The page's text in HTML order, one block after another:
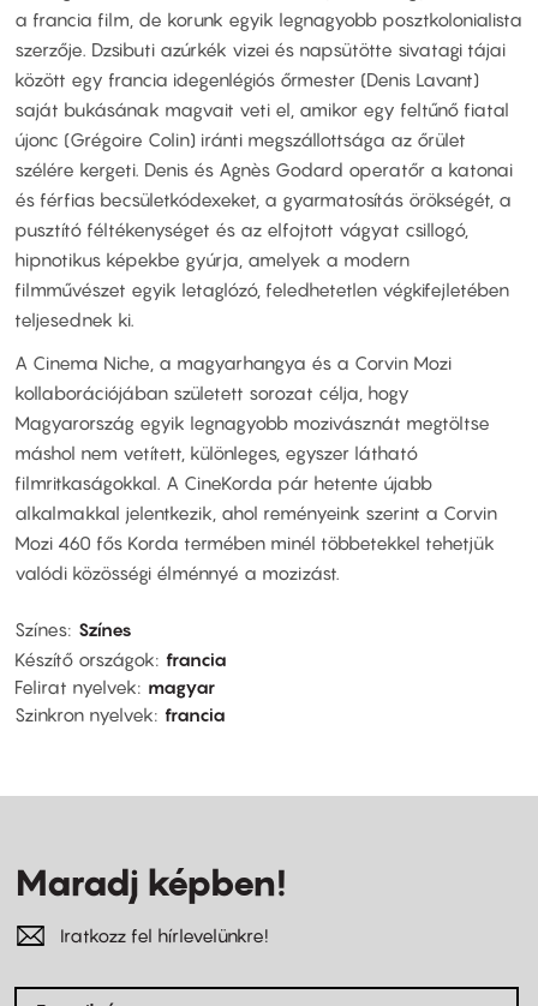
a francia film, de korunk egyik legnagyobb posztkolonialista
szerzője. Dzsibuti azúrkék vizei és napsütötte sivatagi tájai
között egy francia idegenlégiós őrmester (Denis Lavant)
saját bukásának magvait veti el, amikor egy feltűnő fiatal
újonc (Grégoire Colin) iránti megszállottsága az őrület
szélére kergeti. Denis és Agnès Godard operatőr a katonai
és férfias becsületkódexeket, a gyarmatosítás örökségét, a
pusztító féltékenységet és az elfojtott vágyat csillogó,
hipnotikus képekbe gyúrja, amelyek a modern
filmművészet egyik letaglózó, feledhetetlen végkifejletében
teljesednek ki.
A Cinema Niche, a magyarhangya és a Corvin Mozi
kollaborációjában született sorozat célja, hogy
Magyarország egyik legnagyobb mozivásznát megtöltse
máshol nem vetített, különleges, egyszer látható
filmritkaságokkal. A CineKorda pár hetente újabb
alkalmakkal jelentkezik, ahol reményeink szerint a Corvin
Mozi 460 fős Korda termében minél többetekkel tehetjük
valódi közösségi élménnyé a mozizást.
Színes Színes
Készítő országok francia
Felirat nyelvek
magyar
Szinkron nyelvek francia
Maradj képben!
Iratkozz fel hírlevelünkre!